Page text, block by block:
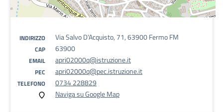
INDIRIZZO Via Salvo D'Acquisto, 71, 63900 Fermo FM
CAP 63900
EMAIL apri02000q@istruzione.it
PEC apri02000q@pec.istruzione.it
TELEFONO
0734 228829
Naviga su Google Map